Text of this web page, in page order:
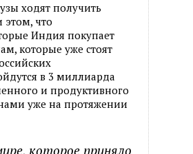
ходят получить
что
Индия покупает
которые уже стоят
в 3 миллиарда
и продуктивного
уже на протяжении
которое приняло